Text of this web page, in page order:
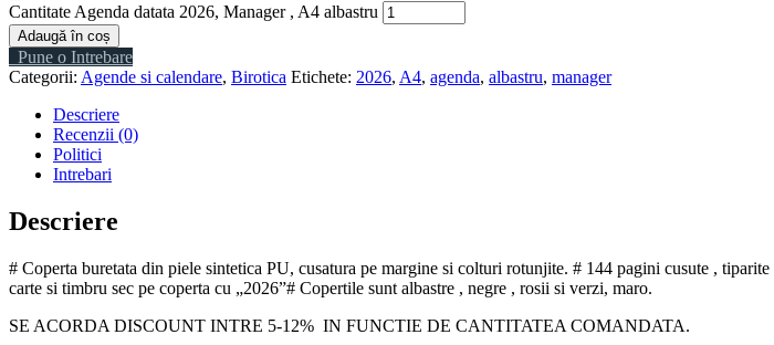
Cantitate Agenda datata 2026, Manager , A4 albastru
Adaugă în coș
Pune o Intrebare
Categorii: Agende si calendare, Birotica Etichete: 2026, A4, agenda, albastru, manager
Descriere
Recenzii (0)
Politici
Intrebari
Descriere
# Coperta buretata din piele sintetica PU, cusatura pe margine si colturi rotunjite. # 144 pagini cusute ,
carte si timbru sec pe coperta cu „2026”# Copertile sunt albastre , negre , rosii si verzi, maro.
SE ACORDA DISCOUNT INTRE 5-12% IN FUNCTIE DE CANTITATEA COMANDATA.